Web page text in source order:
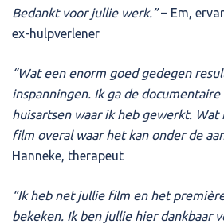
Bedankt voor jullie werk.”– Em,
ex-hulpverlener
“Wat een enorm goed gedegen
inspanningen. Ik ga de
huisartsen waar ik heb gewerkt.
film overal waar het kan onder de
Hanneke, therapeut
“Ik heb net jullie film en het
bekeken. Ik ben jullie hier dankbaar